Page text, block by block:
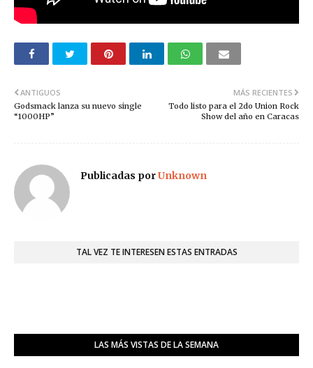
MÁS RECIENTES
Todo listo para el 2do Union Rock
Show del año en Caracas
ANTIGUOS
Godsmack lanza su nuevo single
“1000HP”
Publicadas porUnknown
TAL VEZ TE INTERESEN ESTAS ENTRADAS
LAS MÁS VISTAS DE LA SEMANA